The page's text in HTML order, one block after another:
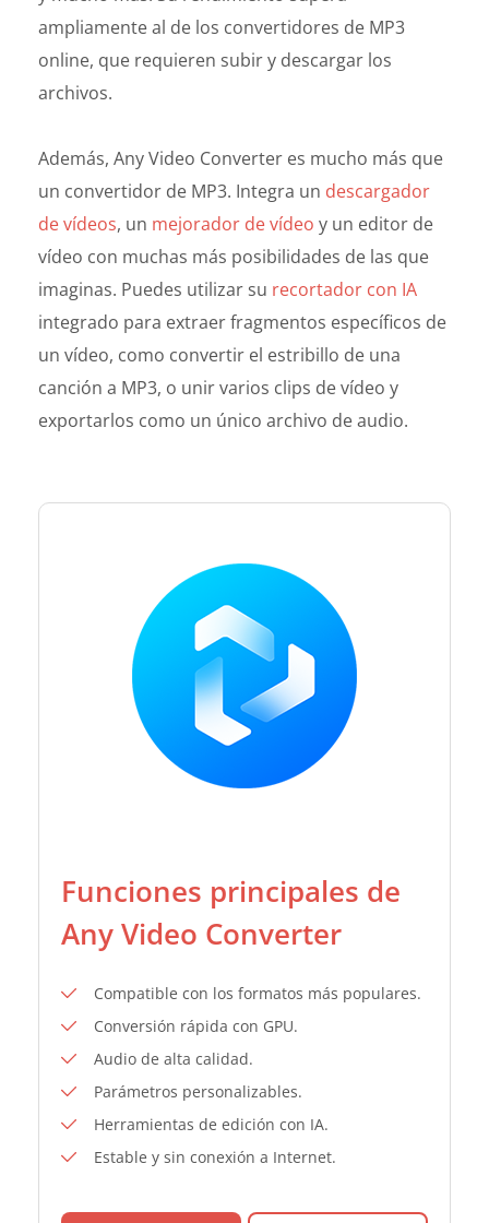
ampliamente al de los convertidores de MP3
online, que requieren subir y descargar los
archivos.
Además, Any Video Converter es mucho más que
un convertidor de MP3. Integra un descargador
de vídeos, un mejorador de vídeo y un editor de
vídeo con muchas más posibilidades de las que
imaginas. Puedes utilizar su recortador con IA
integrado para extraer fragmentos específicos de
un vídeo, como convertir el estribillo de una
canción a MP3, o unir varios clips de vídeo y
exportarlos como un único archivo de audio.
Funciones principales de
Any Video Converter
Compatible con los formatos más populares.
Conversión rápida con GPU.
Audio de alta calidad.
Parámetros personalizables.
Herramientas de edición con IA.
Estable y sin conexión a Internet.